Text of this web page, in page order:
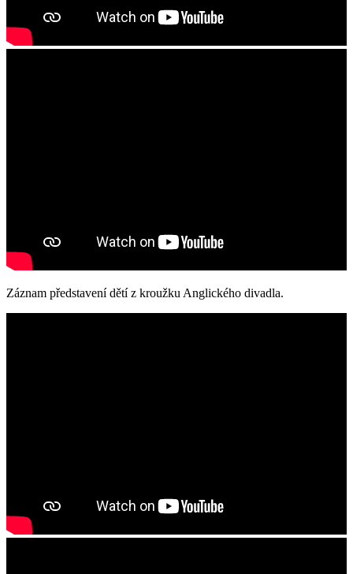
Záznam představení dětí z kroužku Anglického divadla.